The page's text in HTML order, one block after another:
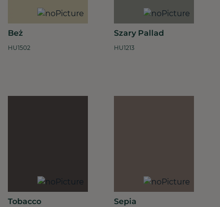
Beż
HU1502
Szary Pallad
HU1213
Tobacco Sepia